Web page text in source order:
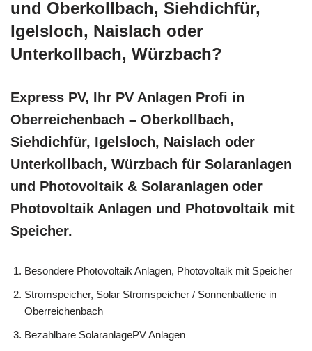
und Oberkollbach, Siehdichfür,
Igelsloch, Naislach oder
Unterkollbach, Würzbach?
Express PV, Ihr PV Anlagen Profi in
Oberreichenbach – Oberkollbach,
Siehdichfür, Igelsloch, Naislach oder
Unterkollbach, Würzbach für Solaranlagen
und Photovoltaik & Solaranlagen oder
Photovoltaik Anlagen und Photovoltaik mit
Speicher.
Besondere Photovoltaik Anlagen, Photovoltaik mit Speicher
Stromspeicher, Solar Stromspeicher / Sonnenbatterie in
Oberreichenbach
Bezahlbare SolaranlagePV Anlagen